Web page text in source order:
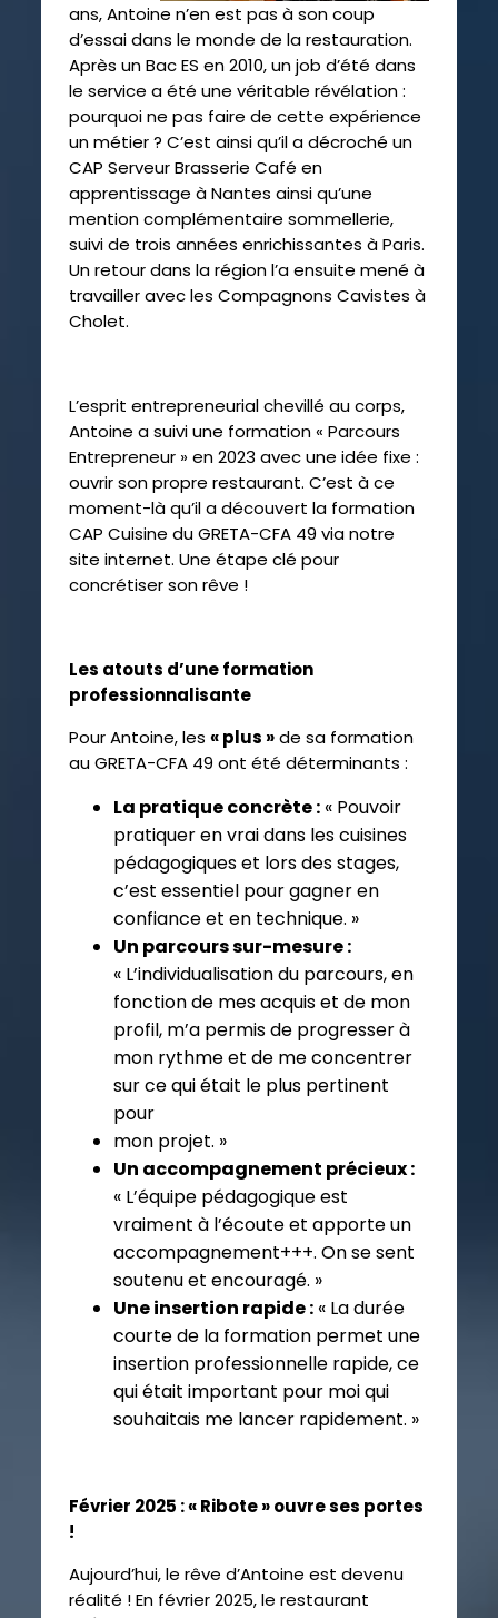
ans, Antoine n’en est pas à son coup
d’essai dans le monde de la restauration.
Après un Bac ES en 2010, un job d’été dans
le service a été une véritable révélation :
pourquoi ne pas faire de cette expérience
un métier ? C’est ainsi qu’il a décroché un
CAP Serveur Brasserie Café en
apprentissage à Nantes ainsi qu’une
mention complémentaire sommellerie,
suivi de trois années enrichissantes à Paris.
Un retour dans la région l’a ensuite mené à
travailler avec les Compagnons Cavistes à
Cholet.
L’esprit entrepreneurial chevillé au corps,
Antoine a suivi une formation « Parcours
Entrepreneur » en 2023 avec une idée fixe :
ouvrir son propre restaurant. C’est à ce
moment-là qu’il a découvert la formation
CAP Cuisine du GRETA-CFA 49 via notre
site internet. Une étape clé pour
concrétiser son rêve !
Les atouts d’une formation
professionnalisante
Pour Antoine, les« plus »de sa formation
au GRETA-CFA 49 ont été déterminants :
La pratique concrète : « Pouvoir
pratiquer en vrai dans les cuisines
pédagogiques et lors des stages,
c’est essentiel pour gagner en
confiance et en technique. »
Un parcours sur-mesure :
« L’individualisation du parcours, en
fonction de mes acquis et de mon
profil, m’a permis de progresser à
mon rythme et de me concentrer
sur ce qui était le plus pertinent
pour
mon projet. »
Un accompagnement précieux :
« L’équipe pédagogique est
vraiment à l’écoute et apporte un
accompagnement+++. On se sent
soutenu et encouragé. »
Une insertion rapide : « La durée
courte de la formation permet une
insertion professionnelle rapide, ce
qui était important pour moi qui
souhaitais me lancer rapidement. »
Février 2025 : « Ribote » ouvre ses portes
!
Aujourd’hui, le rêve d’Antoine est devenu
réalité ! En février 2025, le restaurant